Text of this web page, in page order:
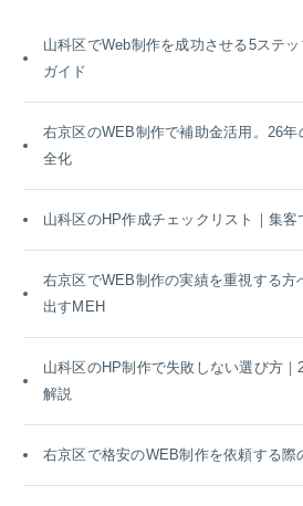
山科区でWeb制作を成功させる5ステ
ガイド
右京区のWEB制作で補助金活用。26
全化
山科区のHP作成チェックリスト｜集
右京区でWEB制作の実績を重視する方
出すMEH
山科区のHP制作で失敗しない選び方
解説
右京区で格安のWEB制作を依頼する際